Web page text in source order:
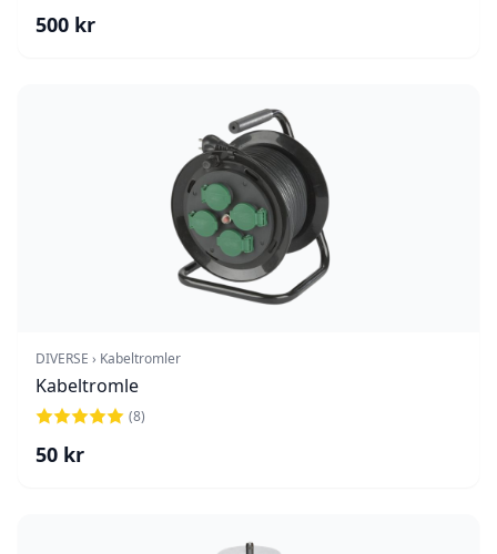
500 kr
DIVERSE › Kabeltromler
Kabeltromle
(8)
50 kr